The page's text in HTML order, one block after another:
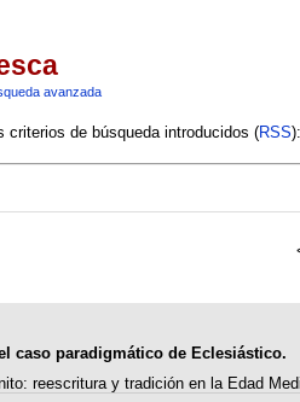
avanzada
criterios de búsqueda introducidos (RSS):
caso paradigmático de Eclesiástico.
reescritura y tradición en la Edad